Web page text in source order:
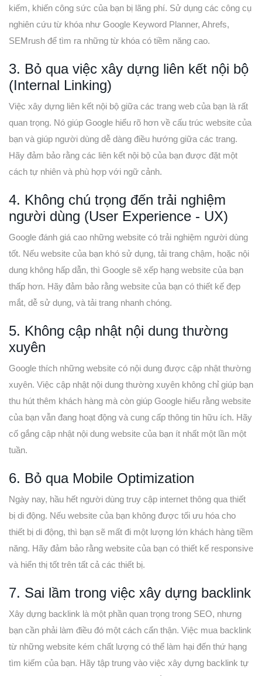
kiếm, khiến công sức của bạn bị lãng phí. Sử dụng các công cụ
nghiên cứu từ khóa như Google Keyword Planner, Ahrefs,
SEMrush để tìm ra những từ khóa có tiềm năng cao.
3. Bỏ qua việc xây dựng liên kết nội bộ
(Internal Linking)
Việc xây dựng liên kết nội bộ giữa các trang web của bạn là rất
quan trọng. Nó giúp Google hiểu rõ hơn về cấu trúc website của
bạn và giúp người dùng dễ dàng điều hướng giữa các trang.
Hãy đảm bảo rằng các liên kết nội bộ của bạn được đặt một
cách tự nhiên và phù hợp với ngữ cảnh.
4. Không chú trọng đến trải nghiệm
người dùng (User Experience - UX)
Google đánh giá cao những website có trải nghiệm người dùng
tốt. Nếu website của bạn khó sử dụng, tải trang chậm, hoặc nội
dung không hấp dẫn, thì Google sẽ xếp hạng website của bạn
thấp hơn. Hãy đảm bảo rằng website của bạn có thiết kế đẹp
mắt, dễ sử dụng, và tải trang nhanh chóng.
5. Không cập nhật nội dung thường
xuyên
Google thích những website có nội dung được cập nhật thường
xuyên. Việc cập nhật nội dung thường xuyên không chỉ giúp bạn
thu hút thêm khách hàng mà còn giúp Google hiểu rằng website
của bạn vẫn đang hoạt động và cung cấp thông tin hữu ích. Hãy
cố gắng cập nhật nội dung website của bạn ít nhất một lần một
tuần.
6. Bỏ qua Mobile Optimization
Ngày nay, hầu hết người dùng truy cập internet thông qua thiết
bị di động. Nếu website của bạn không được tối ưu hóa cho
thiết bị di động, thì bạn sẽ mất đi một lượng lớn khách hàng tiềm
năng. Hãy đảm bảo rằng website của bạn có thiết kế responsive
và hiển thị tốt trên tất cả các thiết bị.
7. Sai lầm trong việc xây dựng backlink
Xây dựng backlink là một phần quan trọng trong SEO, nhưng
bạn cần phải làm điều đó một cách cẩn thận. Việc mua backlink
từ những website kém chất lượng có thể làm hại đến thứ hạng
tìm kiếm của bạn. Hãy tập trung vào việc xây dựng backlink tự